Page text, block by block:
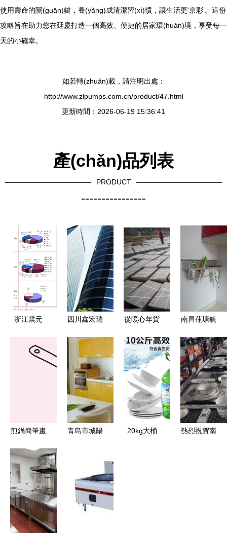
使用壽命的關(guān)鍵，養(yǎng)成清潔習(xí)慣，讓生活更‘京彩’。這份
攻略旨在助力您在延慶打造一個高效、便捷的居家環(huán)境，享受每一
天的小確幸。
如若轉(zhuǎn)載，請注明出處：
http://www.zlpumps.com.cn/product/47.html
更新時間：2026-06-19 15:36:41
產(chǎn)品列表
PRODUCT
----------------
浙江震元
(quán)內
芾?00%股
四川鑫宏瑞
商貿(mào)
以品質(zhì)
廚具衛
(wèi)具，
裝點現
從暖心年貨
(chǎn)業
(yè) 劉強東
為平石頭村
鋪就“致富
路”
南昌蓮塘鎮
商業(yè)街
5號樓3單元
203室，三
室一廳廚衛
(wèi)齊全
出租
煎鍋簡筆畫
教程 廚具
衛(wèi)具
手繪入門
青島市城陽
窗、廚具衛
(wèi)具加
盟連鎖項目
20kg大桶
熱烈祝賀南